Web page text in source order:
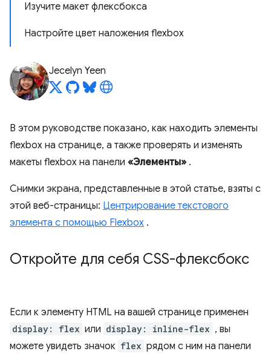
Изучите макет флексбокса
Настройте цвет наложения flexbox
Jecelyn Yeen
В этом руководстве показано, как находить элементы
flexbox на странице, а также проверять и изменять
макеты flexbox на панели «Элементы» .
Снимки экрана, представленные в этой статье, взяты с
этой веб-страницы: Центрирование текстового
элемента с помощью Flexbox .
Откройте для себя CSS-флексбокс
Если к элементу HTML на вашей странице применен
display: flex или display: inline-flex , вы
можете увидеть значок flex рядом с ним на панели